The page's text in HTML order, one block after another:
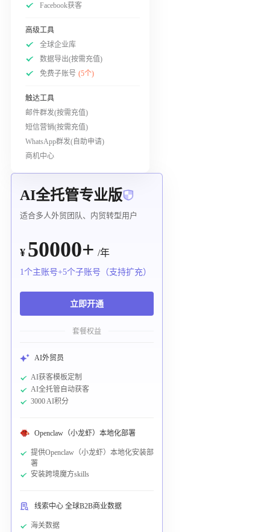
Facebook获客
高级工具
全球企业库
数据导出(按需充值)
免费子账号 (5个)
触达工具
邮件群发(按需充值)
短信营销(按需充值)
WhatsApp群发(自助申请)
商机中心
AI全托管专业版
适合多人外贸团队、内贸转型用户
¥ 50000+ /年
1个主账号+5个子账号（支持扩充）
立即开通
套餐权益
AI外贸员
AI获客模板定制
AI全托管自动获客
3000 AI积分
Openclaw（小龙虾）本地化部署
提供Openclaw（小龙虾）本地化安装部
署
安装跨境魔方skills
线索中心 全球B2B商业数据
海关数据